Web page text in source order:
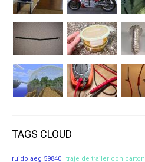
TAGS CLOUD
ruido aeg 59840 traje de trailer con carton